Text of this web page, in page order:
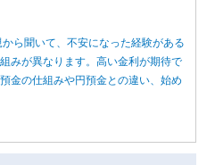
ら聞いて、不安になった経験がある
みが異なります。高い金利が期待で
金の仕組みや円預金との違い、始め